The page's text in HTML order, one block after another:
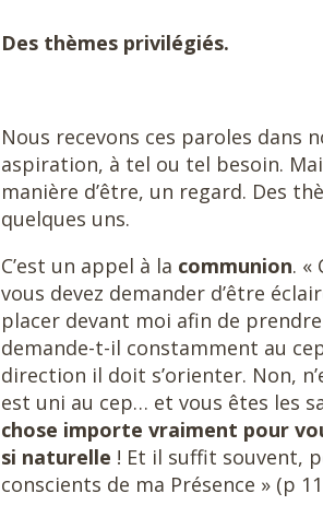
Des thèmes privilégiés.
Nous recevons ces paroles
aspiration, à tel ou tel besoin.
manière d’être, un regard. Des
quelques uns.
C’est un appel à la communion. «
vous devez demander d’être
placer devant moi afin de
demande-t-il constamment au
direction il doit s’orienter. Non,
est uni au cep… et vous êtes les
chose importe vraiment pour
si naturelle ! Et il suffit souvent,
conscients de ma Présence » (p